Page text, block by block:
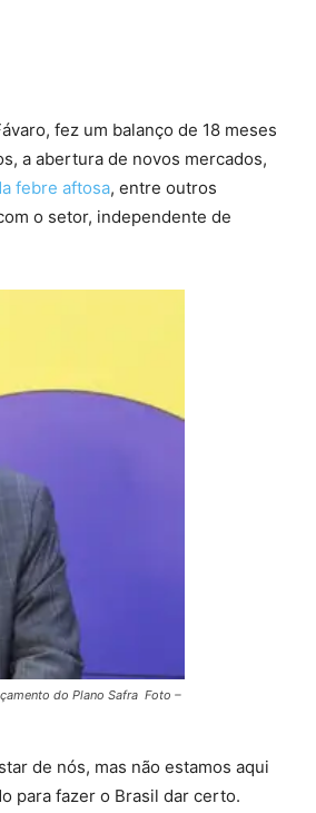
fez um balanço de 18 meses
a abertura de novos mercados,
febre aftosa, entre outros
o setor, independente de
do Plano Safra Foto –
de nós, mas não estamos aqui
para fazer o Brasil dar certo.